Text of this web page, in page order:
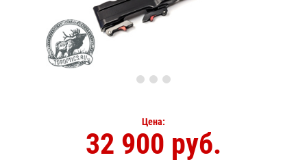
Цена:
32 900 руб.